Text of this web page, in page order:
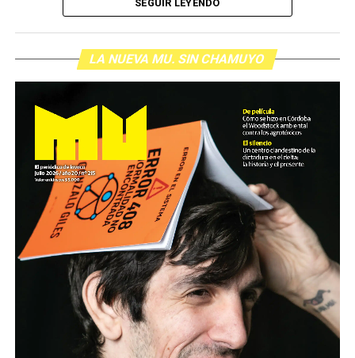
Para descargar los archivos:www.radiolavaca.org
gratuita para todas las emisoras que nos escriban a
infolavaca@yahoo.com.ar
SEGUIR LEYENDO
LA NUEVA MU. SIN CHAMUYO